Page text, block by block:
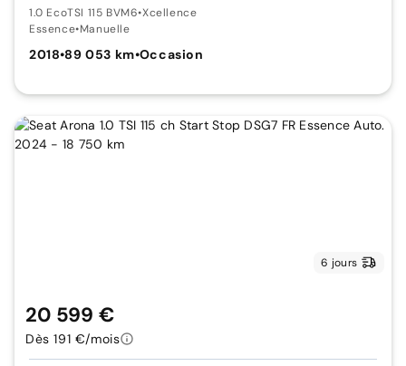
1.0 EcoTSI 115 BVM6•Xcellence
Essence•Manuelle
2018•89 053 km•Occasion
6 jours
20 599 €
Dès 191 €/mois